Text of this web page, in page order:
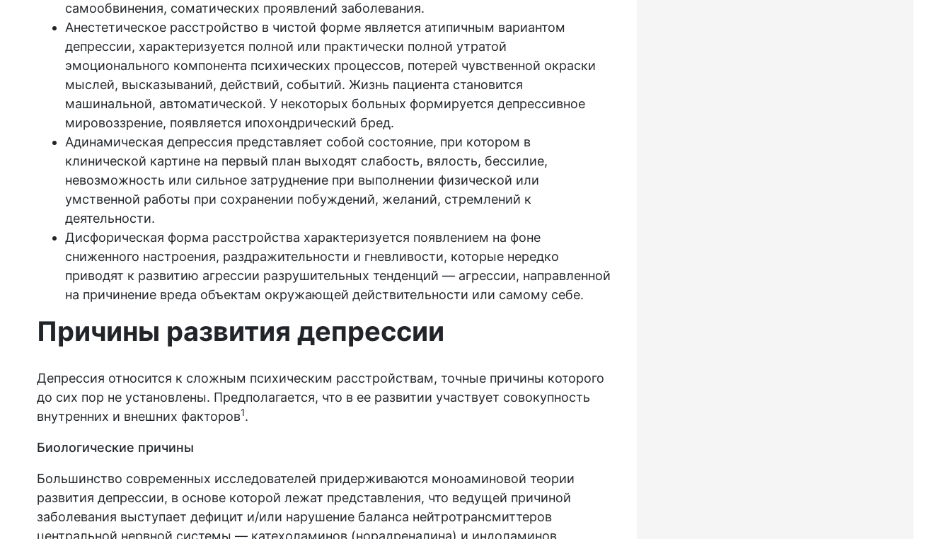
самообвинения, соматических проявлений заболевания.
Анестетическое расстройство в чистой форме является атипичным вариантом
депрессии, характеризуется полной или практически полной утратой
эмоционального компонента психических процессов, потерей чувственной окраски
мыслей, высказываний, действий, событий. Жизнь пациента становится
машинальной, автоматической. У некоторых больных формируется депрессивное
мировоззрение, появляется ипохондрический бред.
Адинамическая депрессия представляет собой состояние, при котором в
клинической картине на первый план выходят слабость, вялость, бессилие,
невозможность или сильное затруднение при выполнении физической или
умственной работы при сохранении побуждений, желаний, стремлений к
деятельности.
Дисфорическая форма расстройства характеризуется появлением на фоне
сниженного настроения, раздражительности и гневливости, которые нередко
приводят к развитию агрессии разрушительных тенденций — агрессии, направленной
на причинение вреда объектам окружающей действительности или самому себе.
Причины развития депрессии
Депрессия относится к сложным психическим расстройствам, точные причины которого
до сих пор не установлены. Предполагается, что в ее развитии участвует совокупность
внутренних и внешних факторов1.
Биологические причины
Большинство современных исследователей придерживаются моноаминовой теории
развития депрессии, в основе которой лежат представления, что ведущей причиной
заболевания выступает дефицит и/или нарушение баланса нейтротрансмиттеров
центральной нервной системы — катехоламинов (норадреналина) и индоламинов